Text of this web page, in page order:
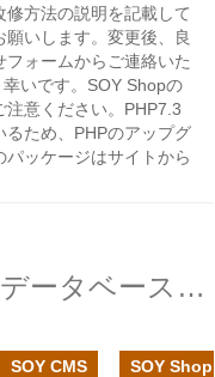
方法の説明を記載して
いします。変更後、良
ォームからご連絡いた
いです。SOY Shopの
意ください。PHP7.3
るため、PHPのアップグ
ッケージはサイトから
SOY Shopで設定周りのデータベース参照回数を減らし表示速度を改善
SOY CMS SOY Shop